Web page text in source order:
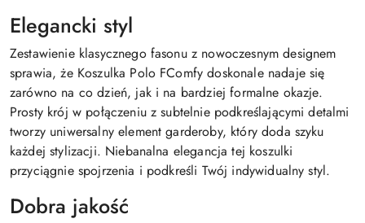
Elegancki styl
Zestawienie klasycznego fasonu z nowoczesnym designem
sprawia, że Koszulka Polo FComfy doskonale nadaje się
zarówno na co dzień, jak i na bardziej formalne okazje.
Prosty krój w połączeniu z subtelnie podkreślającymi detalmi
tworzy uniwersalny element garderoby, który doda szyku
każdej stylizacji. Niebanalna elegancja tej koszulki
przyciągnie spojrzenia i podkreśli Twój indywidualny styl.
Dobra jakość